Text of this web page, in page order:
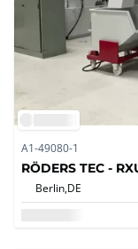
A1-49080-1
RÖDERS TEC -
Berlin,DE